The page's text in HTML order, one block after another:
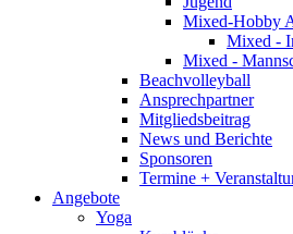
Mixed-Hobby
Mixed -
Mixed -
Beachvolleyball
Ansprechpartner
Mitgliedsbeitrag
News und Berichte
Sponsoren
Termine +
Angebote
Yoga